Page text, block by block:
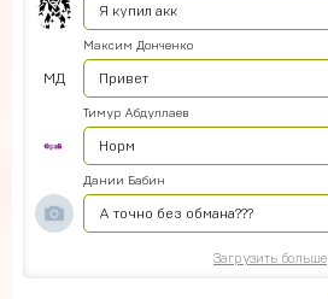
Я купил акк
МД
Максим Донченко
Привет
Тимур Абдуллаев
Норм
Дании Бабин
А точно без обмана???
Загрузить больше